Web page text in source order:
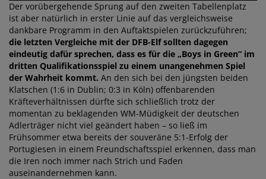
Der vorübergehende Sprung auf den zweiten Tabellenplatz
ist aber natürlich in erster Linie auf das vergleichsweise
dankbare Programm in den Auftaktspielen zurückzuführen;
die letzten Vergleiche mit der DFB-Elf sollten dagegen
eindeutig dafür sprechen, dass es für die „Boys in Green“ im
dritten Qualifikationsspiel zu einem unangenehmen Spiel
der Wahrheit kommt. An den sich bei den jüngsten beiden
Klatschen (1:6 in Dublin; 0:3 in Köln) offenbarenden
Kräfteverhältnissen dürfte sich schließlich trotz der
momentan zu beklagenden WM-Müdigkeit der deutschen
Adlerträger nicht viel geändert haben – so ließ im
Frühsommer etwa bereits der souveräne 5:1-Erfolg der
Portugiesen in einem Freundschaftsspiel erkennen, dass man
die Iren noch immer nach Strich und Faden
auseinandernehmen kann.